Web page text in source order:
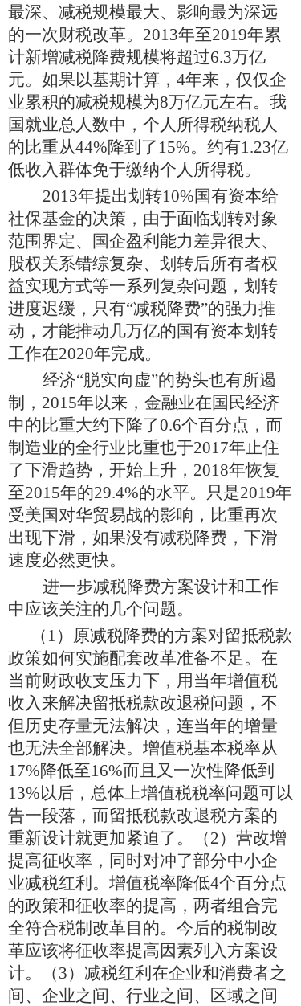
最深、减税规模最大、影响最为深远
的一次财税改革。 2013年至2019年累
计新增减税降费规模将超过6.3万亿
元。如果以基期计算， 4年来，仅仅企
业累积的减税规模为8万亿元左右。我
国就业总人数中，个人所得税纳税人
的比重从44%降到了 15%。约有1.23亿
低收入群体免于缴纳个人所得税。
2013年提出划转10%国有资本给
社保基金的决策，由于面临划转对象
范围界定、国企盈利能力差异很大、
股权关系错综复杂、划转后所有者权
益实现方式等一系列复杂问题，划转
进度迟缓，只有“减税降费”的强力推
动，才能推动几万亿的国有资本划转
工作在2020年完成。
经济“脱实向虚”的势头也有所遏
制， 2015年以来，金融业在国民经济
中的比重大约下降了0.6个百分点，而
制造业的全行业比重也于2017年止住
了下滑趋势，开始上升， 2018年恢复
至2015年的29.4%的水平。只是2019年
受美国对华贸易战的影响，比重再次
出现下滑，如果没有减税降费，下滑
速度必然更快。
进一步减税降费方案设计和工作
中应该关注的几个问题。
（ 1 ）原减税降费的方案对留抵税款
政策如何实施配套改革准备不足。在
当前财政收支压力下，用当年增值税
收入来解决留抵税款改退税问题，不
但历史存量无法解决，连当年的增量
也无法全部解决。增值税基本税率从
17%降低至16%而且又一次性降低到
13%以后，总体上增值税税率问题可以
告一段落，而留抵税款改退税方案的
重新设计就更加紧迫了。（2）营改增
提高征收率，同时对冲了部分中小企
业减税红利。增值税率降低4个百分点
的政策和征收率的提高，两者组合完
全符合税制改革目的。今后的税制改
革应该将征收率提高因素列入方案设
计。（3）减税红利在企业和消费者之
间、企业之间、行业之间、区域之间